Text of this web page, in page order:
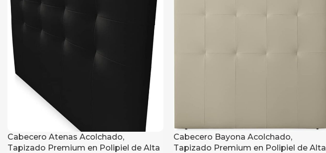
Cabecero Atenas Acolchado,
Tapizado Premium en Polipiel de Alta
Cabecero Bayona Acolchado,
Tapizado Premium en Polipiel de Alta